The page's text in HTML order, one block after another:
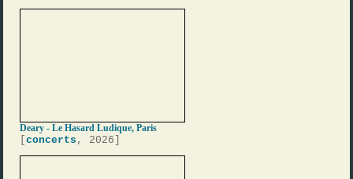
Deary - Le Hasard Ludique, Paris
[concerts , 2026]